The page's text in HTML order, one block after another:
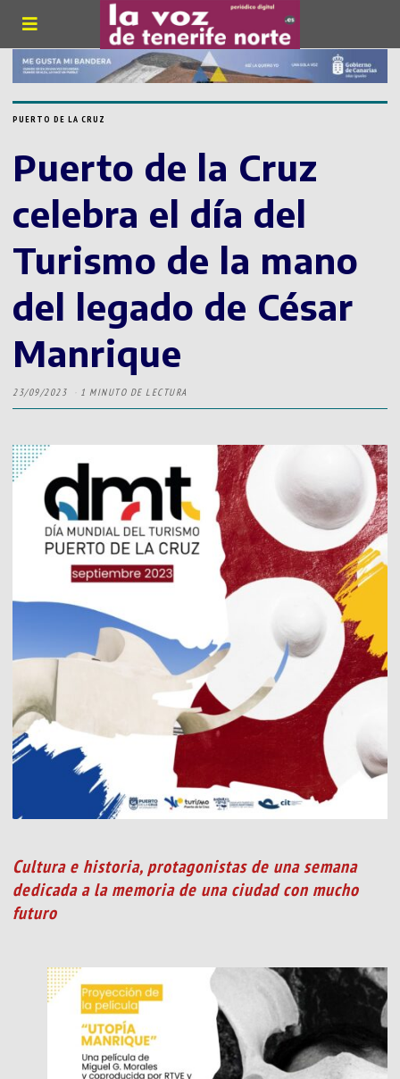
PUERTO DE LA CRUZ
Puerto de la Cruz
celebra el día del
Turismo de la mano
del legado de César
Manrique
23/09/2023 1 MINUTO DE LECTURA
Cultura e historia, protagonistas de una semana
dedicada a la memoria de una ciudad con mucho
futuro